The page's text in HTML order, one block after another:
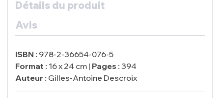
Détails du produit
Avis
ISBN : 978-2-36654-076-5
Format : 16 x 24 cm | Pages : 394
Auteur : Gilles-Antoine Descroix